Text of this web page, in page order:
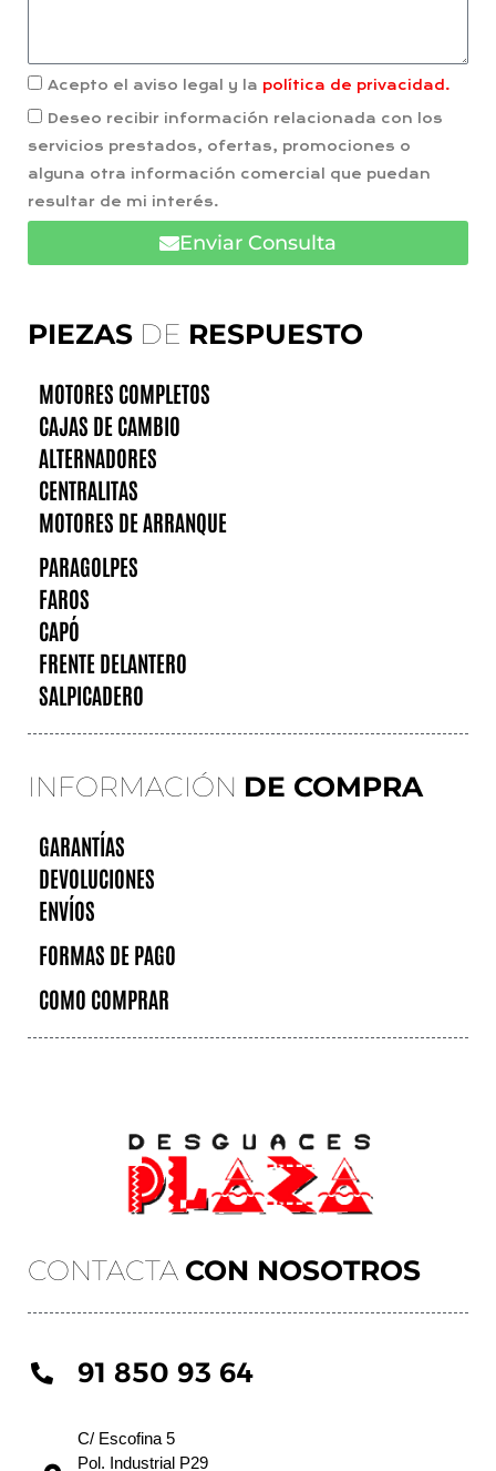
CONTACTA CON NOSOTROS
91 850 93 64
C/ Escofina 5
Pol. Industrial P29
PIEZAS DE RESPUESTO
MOTORES COMPLETOS
CAJAS DE CAMBIO
ALTERNADORES
CENTRALITAS
MOTORES DE ARRANQUE
PARAGOLPES
FAROS
CAPÓ
FRENTE DELANTERO
SALPICADERO
INFORMACIÓN DE COMPRA
GARANTÍAS
DEVOLUCIONES
ENVÍOS
FORMAS DE PAGO
COMO COMPRAR
Acepto el aviso legal y la política de privacidad.
Deseo recibir información relacionada con los
servicios prestados, ofertas, promociones o
alguna otra información comercial que puedan
resultar de mi interés.
Enviar Consulta